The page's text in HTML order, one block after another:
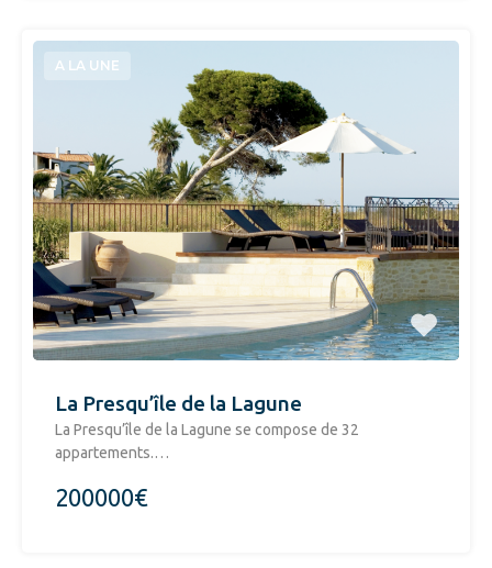
A LA UNE
La Presqu’île de la Lagune
La Presqu’île de la Lagune se compose de 32
appartements.…
200000€